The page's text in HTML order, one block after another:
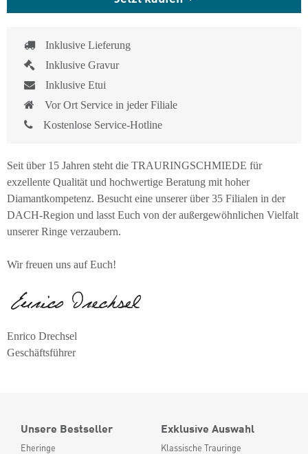
Inklusive Lieferung
Inklusive Gravur
Inklusive Etui
Vor Ort Service in jeder Filiale
Kostenlose Service-Hotline
Seit über 15 Jahren steht die TRAURINGSCHMIEDE für
exzellente Qualität und hochwertige Beratung mit hoher
Diamantkompetenz. Besucht eine unserer über 35 Filialen in der
DACH-Region und lasst Euch von der außergewöhnlichen Vielfalt
unserer Ringe verzaubern.
Wir freuen uns auf Euch!
Enrico Drechsel
Geschäftsführer
Unsere Bestseller
Eheringe
Exklusive Auswahl
Klassische Trauringe